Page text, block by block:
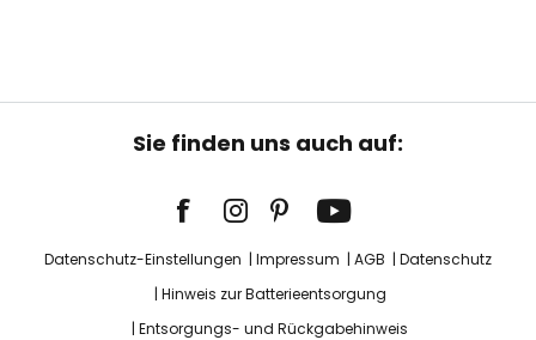
Sie finden uns auch auf:
Datenschutz-Einstellungen Impressum AGB
Datenschutz
Hinweis zur Batterieentsorgung
Entsorgungs- und Rückgabehinweis